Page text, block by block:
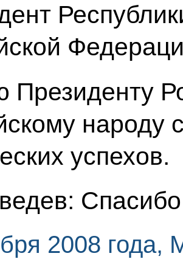
народу
успехов.
2008 года,